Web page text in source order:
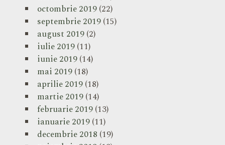
octombrie 2019(22)
septembrie 2019(15)
august 2019(2)
iulie 2019(11)
iunie 2019(14)
mai 2019(18)
aprilie 2019(18)
martie 2019(14)
februarie 2019(13)
ianuarie 2019(11)
decembrie 2018 (19)